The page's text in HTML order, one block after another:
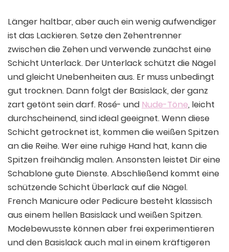
Länger haltbar, aber auch ein wenig aufwendiger
ist das Lackieren. Setze den Zehentrenner
zwischen die Zehen und verwende zunächst eine
Schicht Unterlack. Der Unterlack schützt die Nägel
und gleicht Unebenheiten aus. Er muss unbedingt
gut trocknen. Dann folgt der Basislack, der ganz
zart getönt sein darf. Rosé- und Nude-Töne, leicht
durchscheinend, sind ideal geeignet. Wenn diese
Schicht getrocknet ist, kommen die weißen Spitzen
an die Reihe. Wer eine ruhige Hand hat, kann die
Spitzen freihändig malen. Ansonsten leistet Dir eine
Schablone gute Dienste. Abschließend kommt eine
schützende Schicht Überlack auf die Nägel.
French Manicure oder Pedicure besteht klassisch
aus einem hellen Basislack und weißen Spitzen.
Modebewusste können aber frei experimentieren
und den Basislack auch mal in einem kräftigeren